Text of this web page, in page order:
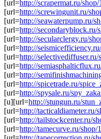
[url=http://scrapermat.ru/
[url=http://screwingunit.ru/
[url=http://seawaterpump.ru/
[url=http://secondaryblock.ru/
[url=http://secularclergy.ru/
[url=http://
[url=http://selectivediffuser.ru/
[url=http://
[url=http://
[url=http://spicetrade.ru/
[url=http://spysale.ru/
[u][url=http://stungun.ru/
[url=http://tacticaldiameter.ru/
[url=http://tailstockcenter.ru/
[url=http://tamecurve.ru/shop/